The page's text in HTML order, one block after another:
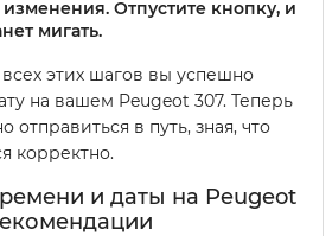
Отпустите кнопку, и
мигать.
этих шагов вы успешно
на вашем Peugeot 307. Теперь
в путь, зная, что
корректно.
и даты на Peugeot